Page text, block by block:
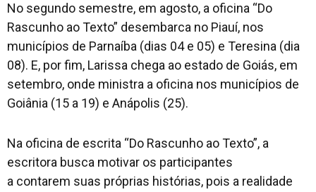
No segundo semestre, em agosto, a oficina “Do
Rascunho ao Texto” desembarca no Piauí, nos
municípios de Parnaíba (dias 04 e 05) e Teresina (dia
08). E, por fim, Larissa chega ao estado de Goiás, em
setembro, onde ministra a oficina nos municípios de
Goiânia (15 a 19) e Anápolis (25).
Na oficina de escrita “Do Rascunho ao Texto”, a
escritora busca motivar os participantes
a contarem suas próprias histórias, pois a realidade